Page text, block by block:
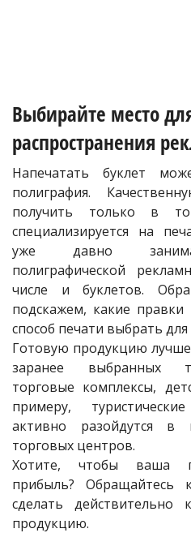
Выбирайте место
распространения
Напечатать буклет
полиграфия.
получить только в
специализируется на
уже давно
полиграфической
числе и буклетов.
подскажем, какие
способ печати выбрать
Готовую продукцию лучше
заранее выбранных
торговые комплексы,
примеру,
активно разойдутся в
торговых центров.
Хотите, чтобы ваша
прибыль?
сделать действительно
продукцию.